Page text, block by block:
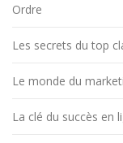
Ordre
Les secrets du top
Le monde du
La clé du succès en